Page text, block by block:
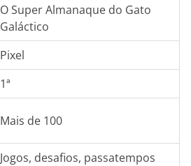
O Super Almanaque do Gato
Galáctico
Pixel
1ª
Mais de 100
Jogos, desafios, passatempos